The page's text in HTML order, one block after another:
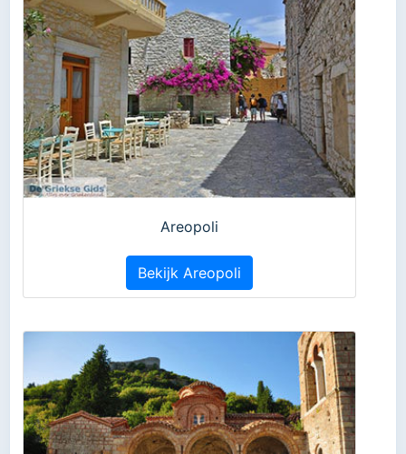
Areopoli
Bekijk Areopoli